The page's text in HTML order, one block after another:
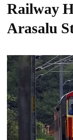
Railway
Arasalu